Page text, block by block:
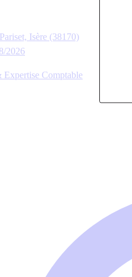
Isère (38170)
2026
Expertise Comptable